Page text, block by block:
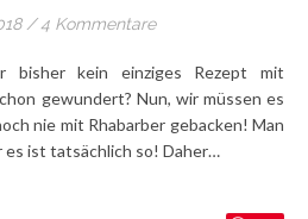
/ 4 Kommentare
gewundert? Nun, wir müssen es
nie mit Rhabarber gebacken! Man
es ist tatsächlich so! Daher…